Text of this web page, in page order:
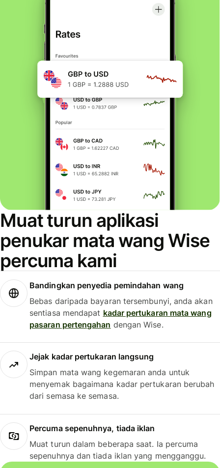
Muat turun aplikasi
penukar mata wang Wise
percuma kami
Bandingkan penyedia pemindahan wang
Bebas daripada bayaran tersembunyi, anda akan
sentiasa mendapat kadar pertukaran mata wang
pasaran pertengahan dengan Wise.
Jejak kadar pertukaran langsung
Simpan mata wang kegemaran anda untuk
menyemak bagaimana kadar pertukaran berubah
dari semasa ke semasa.
Percuma sepenuhnya, tiada iklan
Muat turun dalam beberapa saat. Ia percuma
sepenuhnya dan tiada iklan yang mengganggu.